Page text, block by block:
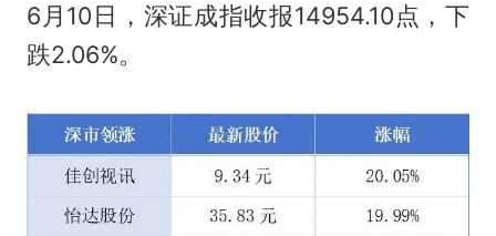
6月10日，深证成指收报14954.10点，下
跌2.06%。